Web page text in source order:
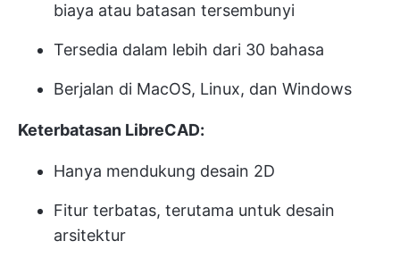
biaya atau batasan tersembunyi
Tersedia dalam lebih dari 30 bahasa
Berjalan di MacOS, Linux, dan Windows
Keterbatasan LibreCAD:
Hanya mendukung desain 2D
Fitur terbatas, terutama untuk desain
arsitektur